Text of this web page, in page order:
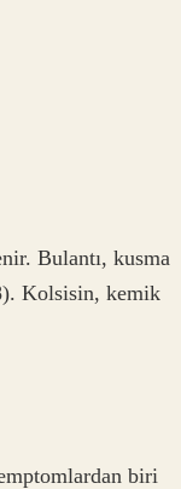
Bulantı, kusma
Kolsisin, kemik
biri